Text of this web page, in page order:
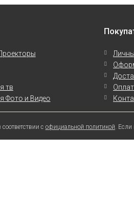
тв
Фото и Видео
с официальной политикой. Если